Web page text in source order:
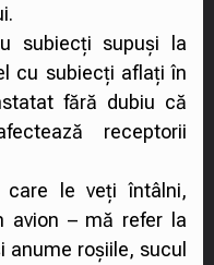
subiecți supuși la
cu subiecți aflați în
fără dubiu că
receptorii
care le veți întâlni,
avion – mă refer la
anume roșiile, sucul